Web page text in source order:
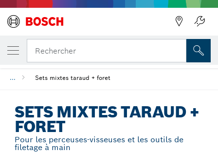
Rechercher
... Sets mixtes taraud + foret
SETS MIXTES TARAUD +
FORET
Pour les perceuses-visseuses et les outils de
filetage à main
VOTRE VARIANTE SÉLECTIONNÉE
Sets mixtes taraud + foret